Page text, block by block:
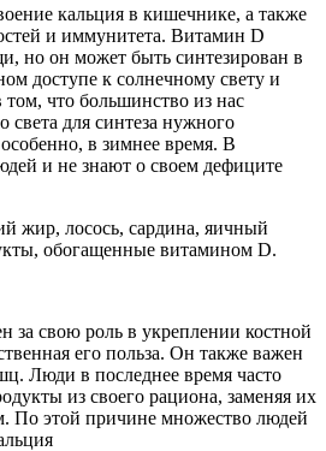
кальция в кишечнике, а также
и иммунитета. Витамин D
но он может быть синтезирован в
доступе к солнечному свету и
том, что большинство из нас
света для синтеза нужного
в зимнее время. В
и не знают о своем дефиците
жир, лосось, сардина, яичный
обогащенные витамином D.
за свою роль в укреплении костной
его польза. Он также важен
Люди в последнее время часто
из своего рациона, заменяя их
По этой причине множество людей